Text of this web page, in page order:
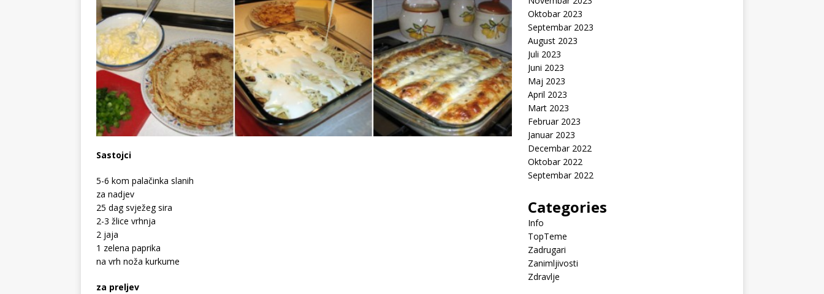
Sastojci
5-6 kom palačinka slanih
za nadjev
25 dag svježeg sira
2-3 žlice vrhnja
2 jaja
1 zelena paprika
na vrh noža kurkume
za preljev
Oktobar 2023
Septembar 2023
August 2023
Juli 2023
Juni 2023
Maj 2023
April 2023
Mart 2023
Februar 2023
Januar 2023
Decembar 2022
Oktobar 2022
Septembar 2022
Categories
Info
TopTeme
Zadrugari
Zanimljivosti
Zdravlje